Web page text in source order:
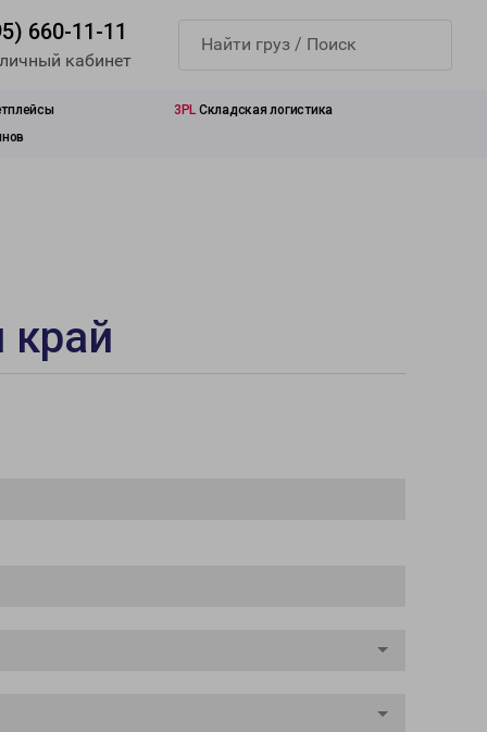
660-11-11
кабинет
3PL Складская логистика
край